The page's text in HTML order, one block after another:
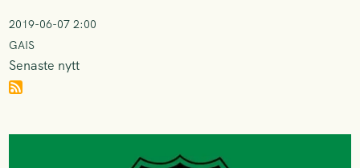
2019-06-07 2:00
GAIS
Senaste nytt